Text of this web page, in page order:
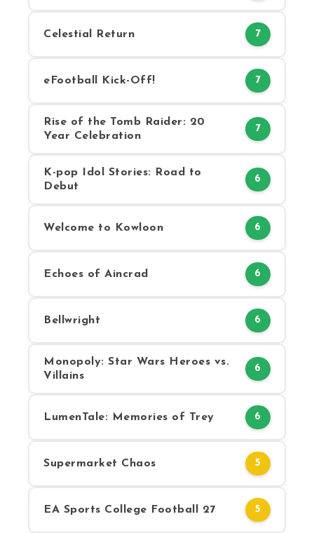
Celestial Return 7
eFootball Kick-Off! 7
Rise of the Tomb Raider: 20
Year Celebration
7
K-pop Idol Stories: Road to
Debut
6
Welcome to Kowloon 6
Echoes of Aincrad 6
Bellwright 6
Monopoly: Star Wars Heroes vs.
Villains
6
LumenTale: Memories of Trey 6
Supermarket Chaos 5
EA Sports College Football 27 5